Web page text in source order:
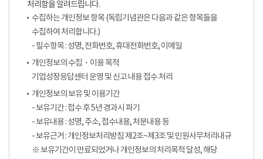
처리함을 알려드립니다.
수집하는 개인정보 항목 (독립기념관은 다음과 같은 항목들을
수집하여 처리합니다.)
- 필수항목 : 성명, 전화번호, 휴대전화번호, 이메일
개인정보의 수집・이용 목적
기업성장응답센터 운영 및 신고 내용 접수 처리
개인정보의 보유 및 이용기간
- 보유기간 : 접수 후 5년 경과시 파기
- 보유내용 : 성명, 주소, 접수내용, 처분내용 등
- 보유근거 : 개인정보처리방침 제2조~제3조 및 민원사무처리내규
※ 보유기간이 만료되었거나 개인정보의 처리목적 달성, 해당